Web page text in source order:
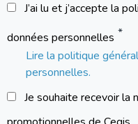
J’ai lu et j’accepte la
données personnelles
Lire la politique
personnelles.
Je souhaite recevoir